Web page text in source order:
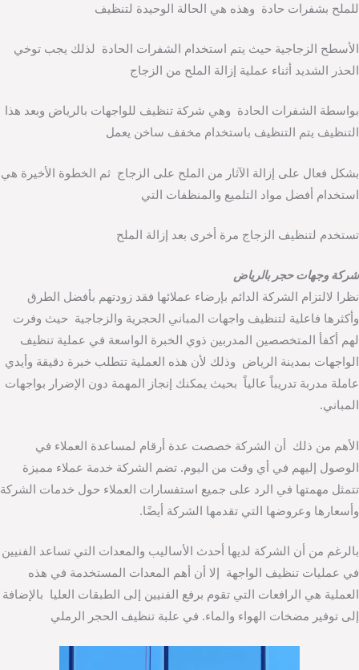
للملح بشفرات حادة وهذه هي الحالة الوحيدة لتنظيف
الأسطح الزجاجية حيث يتم استخدام الشفرات الحادة لذلك يجب توخي
الحذر الشديد أثناء عملية إزالة الملح من الزجاج
بواسطة الشفرات الحادة وهي شركة تنظيف للواجهات بالرياض وبعد هذا
التنظيف يتم التنظيف باستخدام مخفف ساخن يعمل
بشكل فعال على إزالة الآثار من الملح على الزجاج ثم الخطوة الأخيرة هي
استخدام أفضل مواد التلميع والمنظفات التي
تستخدم لتنظيف الزجاج مرة أخرى بعد إزالة الملح
شركة وجهات حجر بالرياض
نظرا لالتزام الشركة الدائم بإرضاء عملائها فقد زودتهم بأفضل الطرق
وأكثرها فاعلية لتنظيف واجهات المباني الحجرية والزجاجية حيث وفرت
لهم أكفأ المتخصصين المدربين ذوي الخبرة الواسعة في عملية تنظيف
الواجهات بمدينة الرياض وذلك لأن هذه العملية تتطلب خبرة دقيقة وأيدي
عاملة مدربة تدريباً عالياً بحيث يمكنك إنجاز المهمة دون الإضرار بواجهات
المباني.
الأهم من ذلك أن الشركة خصصت عدة أرقام لمساعدة العملاء في
الوصول إليهم في أي وقت من اليوم. تضم الشركة خدمة عملاء مميزة
تتمثل مهمتها في الرد على جميع استفسارات العملاء حول خدمات الشركة
وأسعارها وعروضها التي تقدمها الشركة أيضًا.
بالرغم من أن الشركة لديها أحدث الأساليب والمعدات التي تساعد الفنيين
في عمليات تنظيف الواجهة إلا أن أهم المعدات المستخدمة في هذه
العملية هي الرافعات التي تقوم برفع الفنيين إلى الطبقات العليا بالإضافة
إلى توفير مضخات الهواء والماء. في علبة تنظيف الحجر الرملي